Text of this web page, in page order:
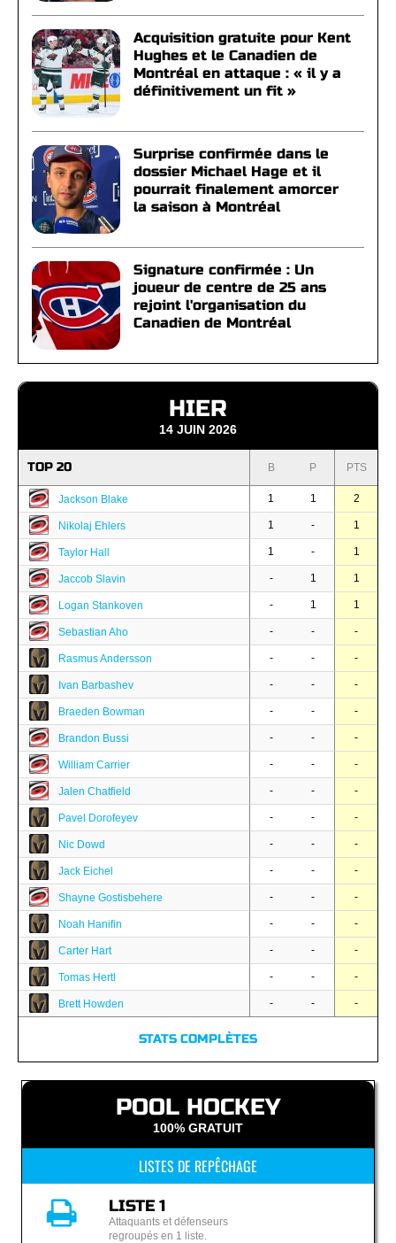
Acquisition gratuite pour Kent
Hughes et le Canadien de
Montréal en attaque : « il y a
définitivement un fit »
Surprise confirmée dans le
dossier Michael Hage et il
pourrait finalement amorcer
la saison à Montréal
Signature confirmée : Un
joueur de centre de 25 ans
rejoint l'organisation du
Canadien de Montréal
HIER
14 JUIN 2026
TOP 20 B P PTS
Jackson Blake 1 1 2
Nikolaj Ehlers 1 - 1
Taylor Hall 1 - 1
Jaccob Slavin - 1 1
Logan Stankoven - 1 1
Sebastian Aho - - -
Rasmus Andersson - - -
Ivan Barbashev - - -
Braeden Bowman - - -
Brandon Bussi - - -
William Carrier - - -
Jalen Chatfield - - -
Pavel Dorofeyev - - -
Nic Dowd - - -
Jack Eichel - - -
Shayne Gostisbehere - - -
Noah Hanifin - - -
Carter Hart - - -
Tomas Hertl - - -
Brett Howden - - -
STATS COMPLÈTES
POOL HOCKEY
100% GRATUIT
LISTES DE REPÊCHAGE
LISTE 1
Attaquants et défenseurs
regroupés en 1 liste.